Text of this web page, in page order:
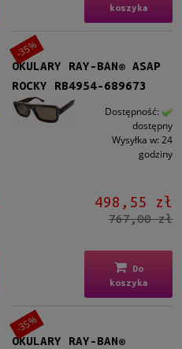
koszyka
OKULARY RAY-BAN® ASAP
ROCKY RB4954-689673
Dostępność:
dostępny
Wysyłka w: 24
godziny
498,55 zł
767,00 zł
Do
koszyka
-35%
OKULARY RAY-BAN®
-35%